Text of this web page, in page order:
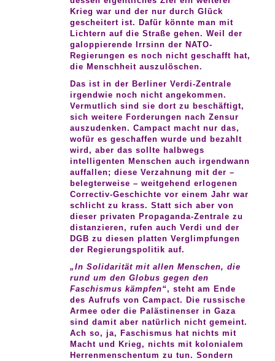
Krieg war und der nur durch Glück
gescheitert ist. Dafür könnte man mit
Lichtern auf die Straße gehen. Weil der
galoppierende Irrsinn der NATO-
Regierungen es noch nicht geschafft hat,
die Menschheit auszulöschen.
Das ist in der Berliner Verdi-Zentrale
irgendwie noch nicht angekommen.
Vermutlich sind sie dort zu beschäftigt,
sich weitere Forderungen nach Zensur
auszudenken. Campact macht nur das,
wofür es geschaffen wurde und bezahlt
wird, aber das sollte halbwegs
intelligenten Menschen auch irgendwann
auffallen; diese Verzahnung mit der –
belegterweise – weitgehend erlogenen
Correctiv-Geschichte vor einem Jahr war
schlicht zu krass. Statt sich aber von
dieser privaten Propaganda-Zentrale zu
distanzieren, rufen auch Verdi und der
DGB zu diesen platten Verglimpfungen
der Regierungspolitik auf.
„In Solidarität mit allen Menschen, die
rund um den Globus gegen den
Faschismus kämpfen“, steht am Ende
des Aufrufs von Campact. Die russische
Armee oder die Palästinenser in Gaza
sind damit aber natürlich nicht gemeint.
Ach so, ja, Faschismus hat nichts mit
Macht und Krieg, nichts mit kolonialem
Herrenmenschentum zu tun. Sondern